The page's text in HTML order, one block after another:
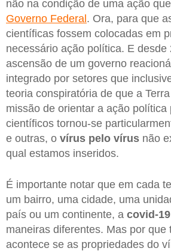
não na condição de uma ação
Governo Federal . Ora, para que
científicas fossem colocadas em
necessário ação política. E desde
ascensão de um governo
integrado por setores que
teoria conspiratória de que a
missão de orientar a ação política
científicos tornou-se
e outras, o vírus pelo vírus não
qual estamos inseridos.
É importante notar que em cada
um bairro, uma cidade, uma
país ou um continente, a covid-19
maneiras diferentes. Mas por que
acontece se as propriedades do